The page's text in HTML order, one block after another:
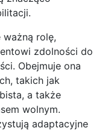
rolę,
zdolności do
Obejmuje ona
takich jak
a także
wolnym.
adaptacyjne